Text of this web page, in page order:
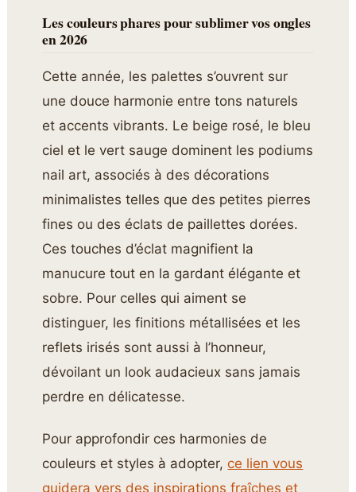
Les couleurs phares pour sublimer vos ongles
en 2026
Cette année, les palettes s’ouvrent sur
une douce harmonie entre tons naturels
et accents vibrants. Le beige rosé, le bleu
ciel et le vert sauge dominent les podiums
nail art, associés à des décorations
minimalistes telles que des petites pierres
fines ou des éclats de paillettes dorées.
Ces touches d’éclat magnifient la
manucure tout en la gardant élégante et
sobre. Pour celles qui aiment se
distinguer, les finitions métallisées et les
reflets irisés sont aussi à l’honneur,
dévoilant un look audacieux sans jamais
perdre en délicatesse.
Pour approfondir ces harmonies de
couleurs et styles à adopter, ce lien vous
guidera vers des inspirations fraîches et